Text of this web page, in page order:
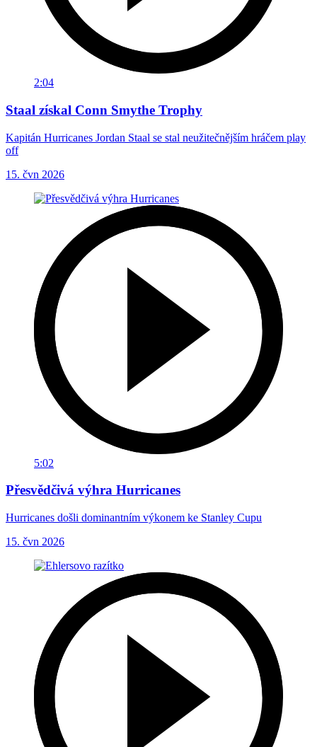
2:04
Staal získal Conn Smythe Trophy
Kapitán Hurricanes Jordan Staal se stal neužitečnějším hráčem play
off
15. čvn 2026
5:02
Přesvědčivá výhra Hurricanes
Hurricanes došli dominantním výkonem ke Stanley Cupu
15. čvn 2026